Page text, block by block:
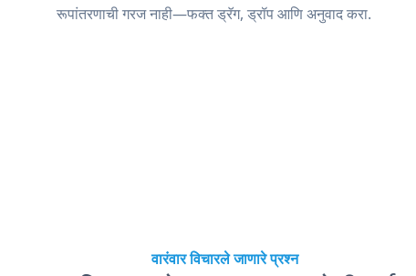
रूपांतरणाची गरज नाही—फक्त ड्रॅग, ड्रॉप आणि अनुवाद करा.
वारंवार विचारले जाणारे प्रश्न